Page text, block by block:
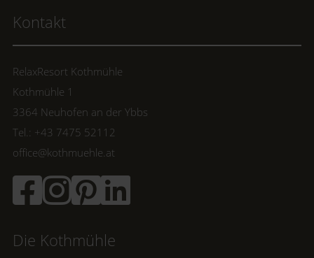
Kontakt
RelaxResort Kothmühle
Kothmühle 1
3364 Neuhofen an der Ybbs
Tel.: +43 7475 52112
office@kothmuehle.at
Die Kothmühle